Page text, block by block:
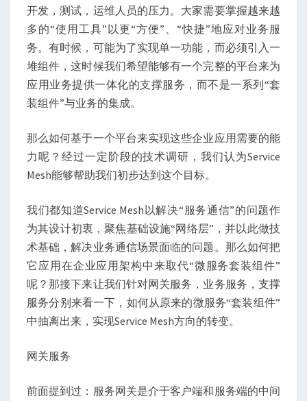
开发，测试，运维人员的压力。大家需要掌握越来越
多的“使用工具”以更“方便”、“快捷”地应对业务服
务。有时候，可能为了实现单一功能，而必须引入一
堆组件，这时候我们希望能够有一个完整的平台来为
应用业务提供一体化的支撑服务，而不是一系列“套
装组件”与业务的集成。
那么如何基于一个平台来实现这些企业应用需要的能
力呢？经过一定阶段的技术调研，我们认为Service
Mesh能够帮助我们初步达到这个目标。
我们都知道Service Mesh以解决“服务通信”的问题作
为其设计初衷，聚焦基础设施“网络层”，并以此做技
术基础，解决业务通信场景面临的问题。那么如何把
它应用在企业应用架构中来取代“微服务套装组件”
呢？那接下来让我们针对网关服务，业务服务，支撑
服务分别来看一下，如何从原来的微服务“套装组件”
中抽离出来，实现Service Mesh方向的转变。
网关服务
前面提到过：服务网关是介于客户端和服务端的中间